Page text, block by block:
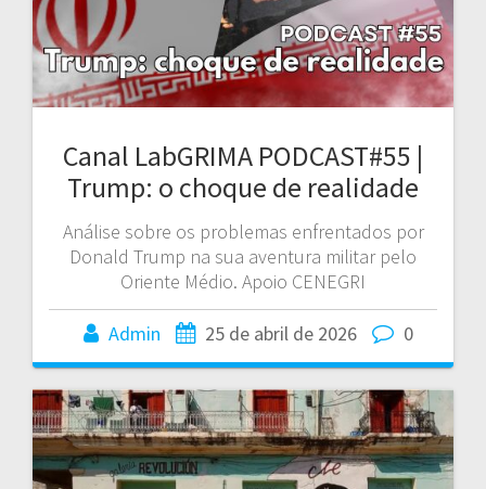
Canal LabGRIMA PODCAST#55 |
Trump: o choque de realidade
Análise sobre os problemas enfrentados por
Donald Trump na sua aventura militar pelo
Oriente Médio. Apoio CENEGRI
Admin 25 de abril de 2026 0